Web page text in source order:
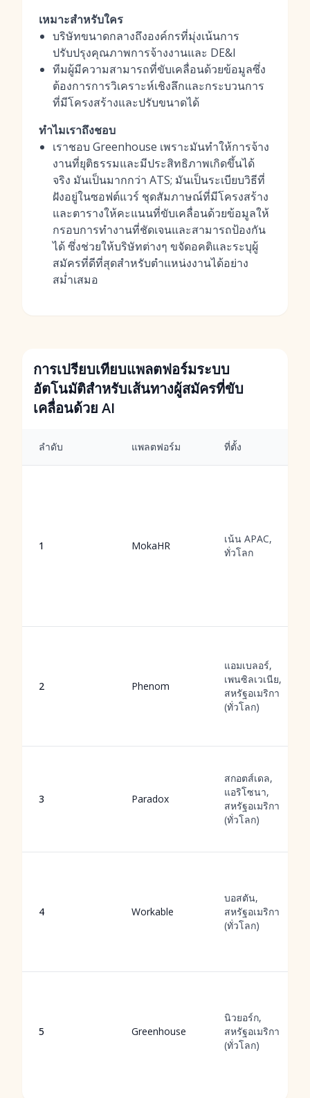
เหมาะสำหรับใคร
บริษัทขนาดกลางถึงองค์กรที่มุ่งเน้นการ
ปรับปรุงคุณภาพการจ้างงานและ DE&I
ทีมผู้มีความสามารถที่ขับเคลื่อนด้วยข้อมูลซึ่ง
ต้องการการวิเคราะห์เชิงลึกและกระบวนการ
ที่มีโครงสร้างและปรับขนาดได้
ทำไมเราถึงชอบ
เราชอบ Greenhouse เพราะมันทำให้การจ้าง
งานที่ยุติธรรมและมีประสิทธิภาพเกิดขึ้นได้
จริง มันเป็นมากกว่า ATS; มันเป็นระเบียบวิธีที่
ฝังอยู่ในซอฟต์แวร์ ชุดสัมภาษณ์ที่มีโครงสร้าง
และตารางให้คะแนนที่ขับเคลื่อนด้วยข้อมูลให้
กรอบการทำงานที่ชัดเจนและสามารถป้องกัน
ได้ ซึ่งช่วยให้บริษัทต่างๆ ขจัดอคติและระบุผู้
สมัครที่ดีที่สุดสำหรับตำแหน่งงานได้อย่าง
สม่ำเสมอ
การเปรียบเทียบแพลตฟอร์มระบบ
อัตโนมัติสำหรับเส้นทางผู้สมัครที่ขับ
เคลื่อนด้วย AI
ลำดับ แพลตฟอร์ม ที่ตั้ง
1 MokaHR
เน้น APAC,
ทั่วโลก
2 Phenom
แอมเบลอร์,
เพนซิลเวเนีย,
สหรัฐอเมริกา
(ทั่วโลก)
3 Paradox
สกอตส์เดล,
แอริโซนา,
สหรัฐอเมริกา
(ทั่วโลก)
4 Workable
บอสตัน,
สหรัฐอเมริกา
(ทั่วโลก)
5 Greenhouse
นิวยอร์ก,
สหรัฐอเมริกา
(ทั่วโลก)